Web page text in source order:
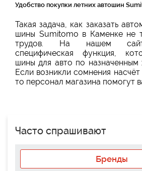
Удобство покупки летних автошин
Такая задача, как заказать
шины Sumitomo в Каменке не
трудов. На нашем
специфическая функция,
шины для авто по назначенным
Если возникли сомнения
то персонал магазина помогут
Часто спрашивают
Бренды